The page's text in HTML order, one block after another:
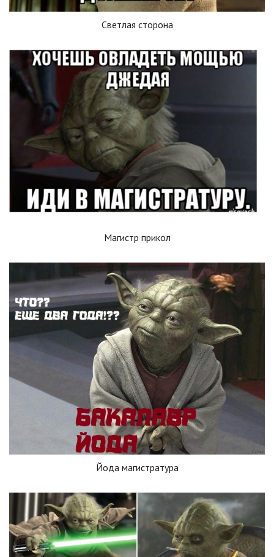
Светлая сторона
Магистр прикол
Йода магистратура